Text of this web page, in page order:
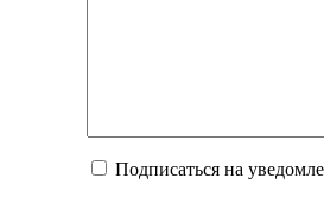
Подписаться на